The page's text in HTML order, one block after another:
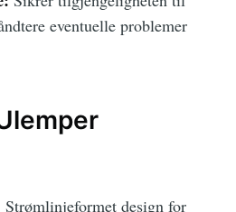
eventuelle problemer
Strømlinjeformet design for